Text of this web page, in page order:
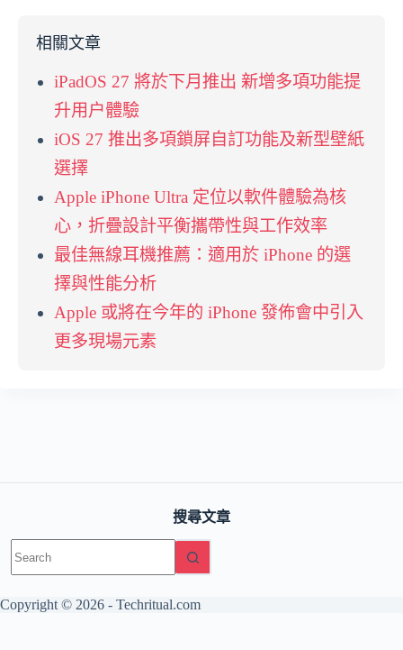
相關文章
iPadOS 27 將於下月推出 新增多項功能提
升用户體驗
iOS 27 推出多項鎖屏自訂功能及新型壁紙
選擇
Apple iPhone Ultra 定位以軟件體驗為核
心，折疊設計平衡攜帶性與工作效率
最佳無線耳機推薦：適用於 iPhone 的選
擇與性能分析
Apple 或將在今年的 iPhone 發佈會中引入
更多現場元素
搜尋文章
results
Copyright © 2026 - Techritual.com